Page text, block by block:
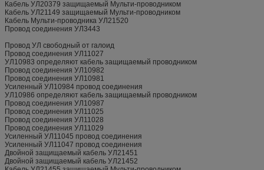
Кабель УЛ20379 защищаемый Мульти-проводником
Кабель УЛ21149 защищаемый Мульти-проводником
Кабель Мульти-проводника УЛ21520
Провод соединения УЛ3443
Провод УЛ свободный от галоид
Провод соединения УЛ11027
УЛ10983 определяют кабель защищаемый проводником
Провод соединения УЛ10982
Провод соединения УЛ10981
Усиленный УЛ10984 провод соединения
УЛ10986 определяют кабель защищаемый проводником
Провод соединения УЛ10987
Провод соединения УЛ11025
Провод соединения УЛ11028
Провод соединения УЛ11029
Усиленный УЛ11045 провод соединения
Усиленный УЛ11047 провод соединения
Двойной защищаемый кабель УЛ21451
Двойной защищаемый кабель УЛ21452